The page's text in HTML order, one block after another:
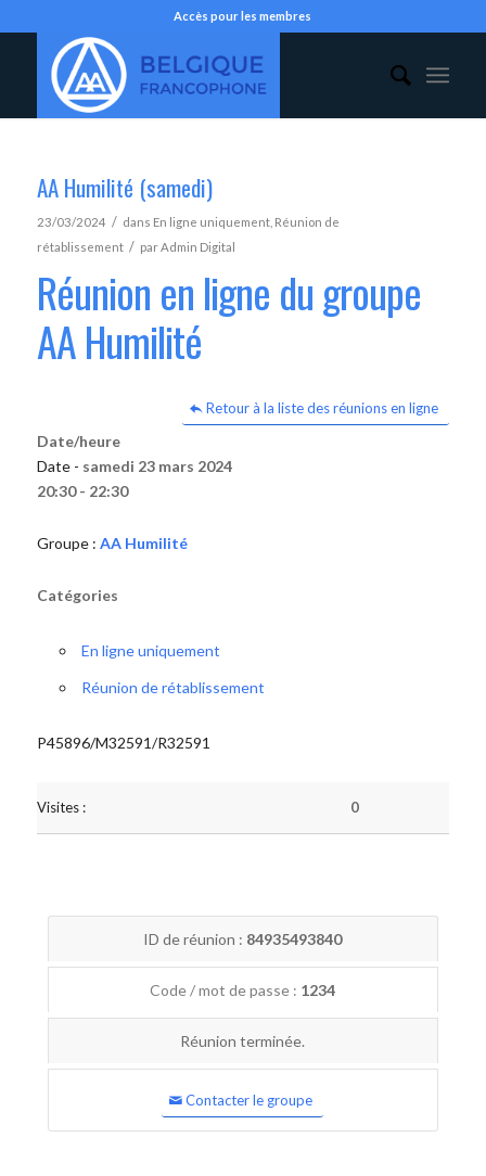
Accès pour les membres
AA Humilité (samedi)
23/03/2024 / dans En ligne uniquement, Réunion de
rétablissement / parAdmin Digital
Réunion en ligne du groupe
AA Humilité
Retour à la liste des réunions en ligne
Date/heure
Date - samedi 23 mars 2024
20:30 - 22:30
Groupe : AA Humilité
Catégories
En ligne uniquement
Réunion de rétablissement
P45896/M32591/R32591
Visites : 0
ID de réunion : 84935493840
Code / mot de passe : 1234
Réunion terminée.
Contacter le groupe